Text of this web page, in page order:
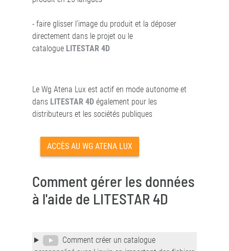
- faire glisser l'image du produit et la déposer
directement dans le projet ou le
catalogue LITESTAR 4D
Le Wg Atena Lux est actif en mode autonome et
dans LITESTAR 4D également pour les
distributeurs et les sociétés publiques
ACCÈS AU WG ATENA LUX
Comment gérer les données
à l'aide de LITESTAR 4D
Comment créer un catalogue